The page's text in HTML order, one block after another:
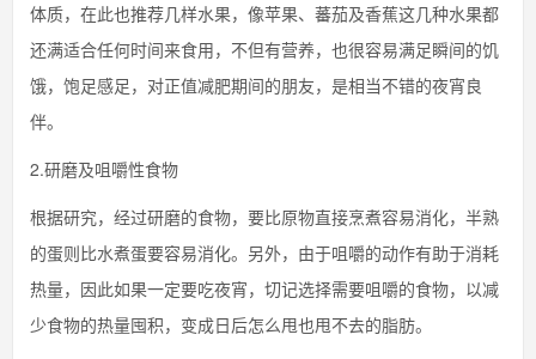
体质，在此也推荐几样水果，像苹果、蕃茄及香蕉这几种水果都
还满适合任何时间来食用，不但有营养，也很容易满足瞬间的饥
饿，饱足感足，对正值减肥期间的朋友，是相当不错的夜宵良
伴。
2.研磨及咀嚼性食物
根据研究，经过研磨的食物，要比原物直接烹煮容易消化，半熟
的蛋则比水煮蛋要容易消化。另外，由于咀嚼的动作有助于消耗
热量，因此如果一定要吃夜宵，切记选择需要咀嚼的食物，以减
少食物的热量囤积，变成日后怎么甩也甩不去的脂肪。